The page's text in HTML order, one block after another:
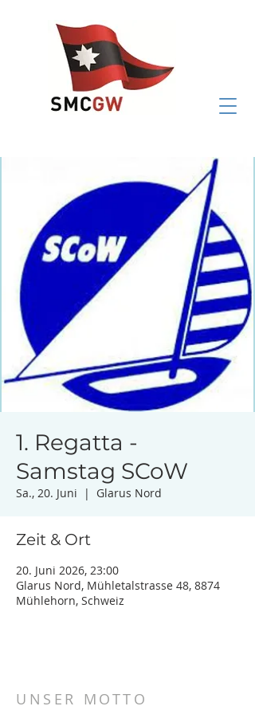
1. Regatta -
Samstag SCoW
Sa., 20. Juni
  |
Glarus Nord
Zeit & Ort
20. Juni 2026, 23:00
Glarus Nord, Mühletalstrasse 48, 8874
Mühlehorn, Schweiz
UNSER MOTTO